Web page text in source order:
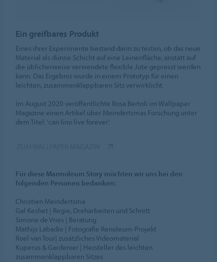
Ein greifbares Produkt
Eines ihrer Experimente bestand darin zu testen, ob das neue
Material als dünne Schicht auf eine Leinenfläche, anstatt auf
die üblicherweise verwendete flexible Jute gepresst werden
kann. Das Ergebnis wurde in einem Prototyp für einen
leichten, zusammenklappbaren Sitz verwirklicht.
Im August 2020 veröffentlichte Rosa Bertoli im Wallpaper
Magazine einen Artikel über Meindertsmas Forschung unter
dem Titel: 'can lino live forever'.
Für diese Marmoleum Story möchten wir uns bei den
folgenden Personen bedanken:
Christien Meindertsma
Gal Keshet | Regie, Dreharbeiten und Schnitt
Simone de Vries | Beratung
Mathijs Labadie | Fotografie Renoleum-Projekt
Roel van Tour| zusätzliches Videomaterial
Kuperus & Gardenier | Hersteller des leichten
zusammenklappbaren Sitzes